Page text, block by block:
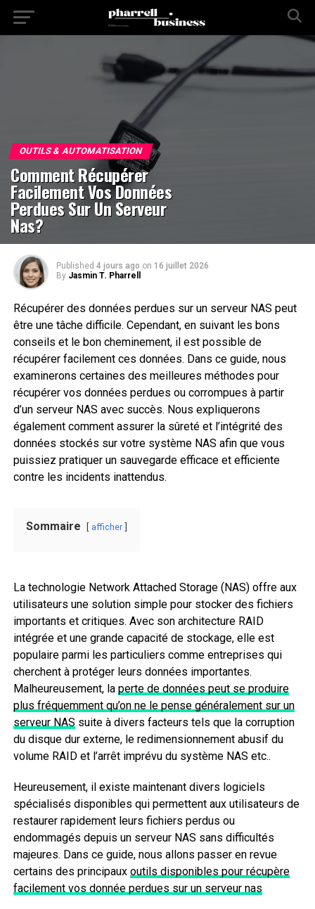
OUTILS & AUTOMATISATION
Comment Récupérer
Facilement Vos Données
Perdues Sur Un Serveur
Nas?
Published 4 jours ago on 16 juillet 2026
By Jasmin T. Pharrell
Récupérer des données perdues sur un serveur NAS peut
être une tâche difficile. Cependant, en suivant les bons
conseils et le bon cheminement, il est possible de
récupérer facilement ces données. Dans ce guide, nous
examinerons certaines des meilleures méthodes pour
récupérer vos données perdues ou corrompues à partir
d’un serveur NAS avec succès. Nous expliquerons
également comment assurer la sûreté et l’intégrité des
données stockés sur votre système NAS afin que vous
puissiez pratiquer un sauvegarde efficace et efficiente
contre les incidents inattendus.
Sommaire afficher
La technologie Network Attached Storage (NAS) offre aux
utilisateurs une solution simple pour stocker des fichiers
importants et critiques. Avec son architecture RAID
intégrée et une grande capacité de stockage, elle est
populaire parmi les particuliers comme entreprises qui
cherchent à protéger leurs données importantes.
Malheureusement, la perte de données peut se produire
plus fréquemment qu’on ne le pense généralement sur un
serveur NAS suite à divers facteurs tels que la corruption
du disque dur externe, le redimensionnement abusif du
volume RAID et l’arrêt imprévu du système NAS etc..
Heureusement, il existe maintenant divers logiciels
spécialisés disponibles qui permettent aux utilisateurs de
restaurer rapidement leurs fichiers perdus ou
endommagés depuis un serveur NAS sans difficultés
majeures. Dans ce guide, nous allons passer en revue
certains des principaux outils disponibles pour récupère
facilement vos donnée perdues sur un serveur nas